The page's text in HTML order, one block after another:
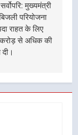
मुख्यमंत्री
परियोजना
राहत के लिए
से अधिक की